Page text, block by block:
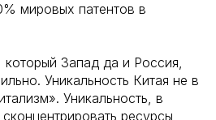
мировых патентов в
который Запад да и Россия,
Уникальность Китая не в
Уникальность, в
ресурсы